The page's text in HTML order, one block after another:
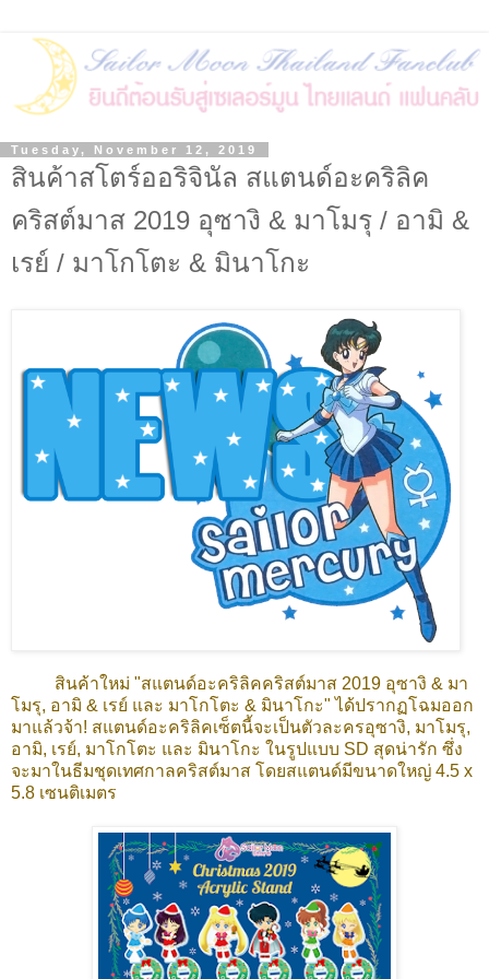
Tuesday, November 12, 2019
สินค้าสโตร์ออริจินัล สแตนด์อะคริลิค
คริสต์มาส 2019 อุซางิ & มาโมรุ / อามิ &
เรย์ / มาโกโตะ & มินาโกะ
สินค้าใหม่ "สแตนด์อะคริลิคคริสต์มาส 2019 อุซางิ & มา
โมรุ, อามิ & เรย์ และ มาโกโตะ & มินาโกะ" ได้ปรากฏโฉมออก
มาแล้วจ้า! สแตนด์อะคริลิคเซ็ตนี้จะเป็นตัวละครอุซางิ, มาโมรุ,
อามิ, เรย์, มาโกโตะ และ มินาโกะ ในรูปแบบ SD สุดน่ารัก ซึ่ง
จะมาในธีมชุดเทศกาลคริสต์มาส โดยสแตนด์มีขนาดใหญ่ 4.5 x
5.8 เซนติเมตร